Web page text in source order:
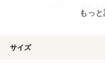
ィスプレイの性質上、実際の
すので予めご了承ください。
もっと
サイズ